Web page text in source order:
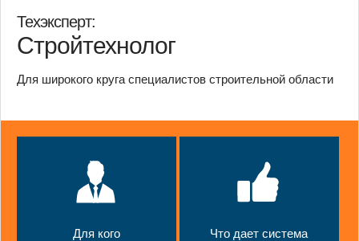
Техэксперт:
Стройтехнолог
Для широкого круга специалистов строительной области
Для кого Что дает система